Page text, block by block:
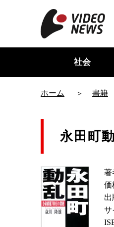
社会
ホーム 書籍
永田町
著
価
出
サ